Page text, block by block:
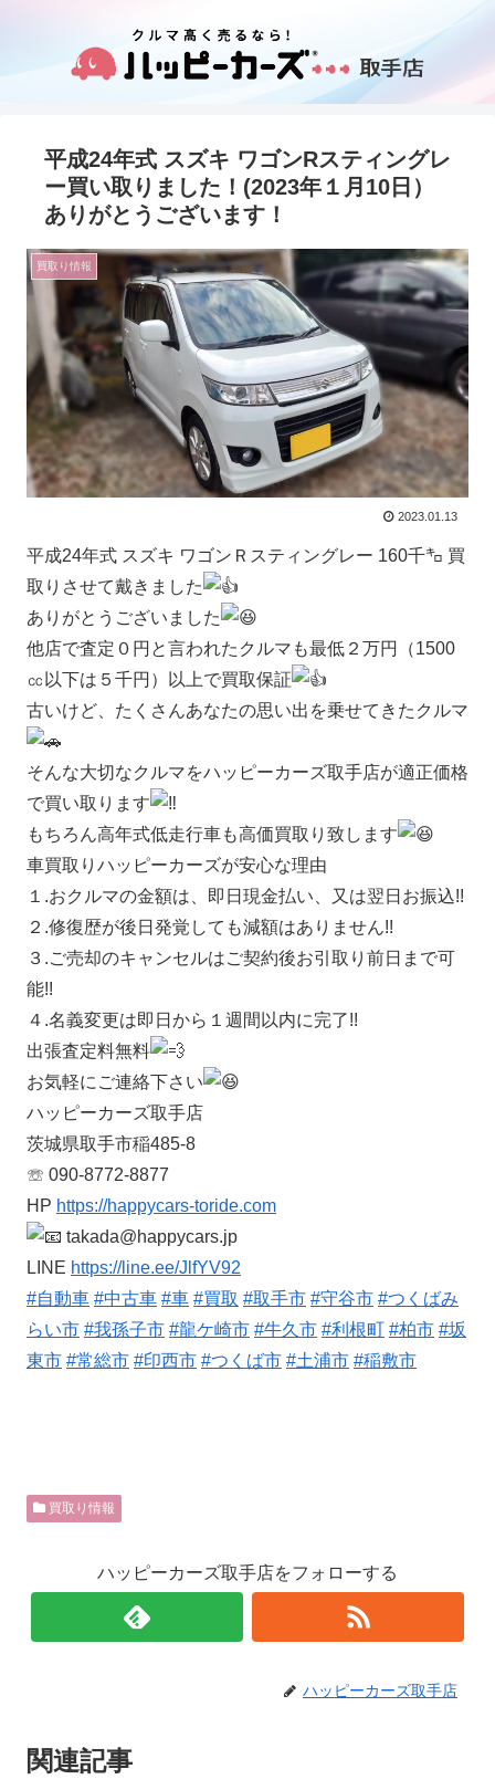
平成24年式 スズキ ワゴンRスティングレ
ー買い取りました！(2023年１月10日）
ありがとうございます！
買取り情報
2023.01.13
平成24年式 スズキ ワゴンＲスティングレー 160千㌔ 買
取りさせて戴きました
ありがとうございました
他店で査定０円と言われたクルマも最低２万円（1500
㏄以下は５千円）以上で買取保証
古いけど、たくさんあなたの思い出を乗せてきたクルマ
そんな大切なクルマをハッピーカーズ取手店が適正価格
で買い取ります
もちろん高年式低走行車も高価買取り致します
車買取りハッピーカーズが安心な理由
１.おクルマの金額は、即日現金払い、又は翌日お振込!!
２.修復歴が後日発覚しても減額はありません!!
３.ご売却のキャンセルはご契約後お引取り前日まで可
能!!
４.名義変更は即日から１週間以内に完了!!
出張査定料無料
お気軽にご連絡下さい
ハッピーカーズ取手店
茨城県取手市稲485-8
☏ 090-8772-8877
HP https://happycars-toride.com
takada@happycars.jp
LINE https://line.ee/JlfYV92
#自動車 #中古車 #車 #買取 #取手市 #守谷市 #つくばみ
らい市 #我孫子市 #龍ケ崎市 #牛久市 #利根町 #柏市 #坂
東市 #常総市 #印西市 #つくば市 #土浦市 #稲敷市
買取り情報
ハッピーカーズ取手店をフォローする
ハッピーカーズ取手店
関連記事